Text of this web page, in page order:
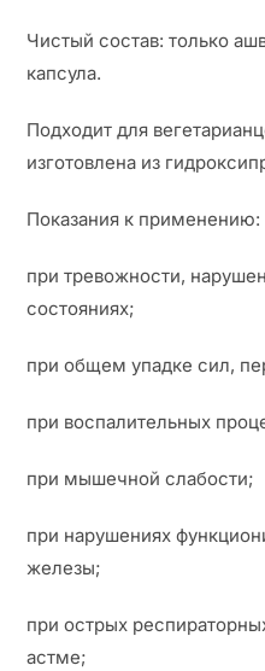
Чистый состав: только
капсула.
Подходит для
изготовлена из
Показания к применению:
при тревожности,
состояниях;
при общем упадке сил,
при воспалительных
при мышечной слабости;
при нарушениях
железы;
при острых
астме;